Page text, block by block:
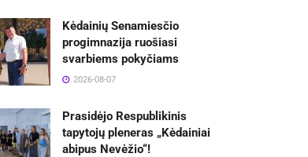
Kėdainių Senamiesčio
progimnazija ruošiasi
svarbiems pokyčiams
2026-08-07
Prasidėjo Respublikinis
tapytojų pleneras „Kėdainiai
abipus Nevėžio“!